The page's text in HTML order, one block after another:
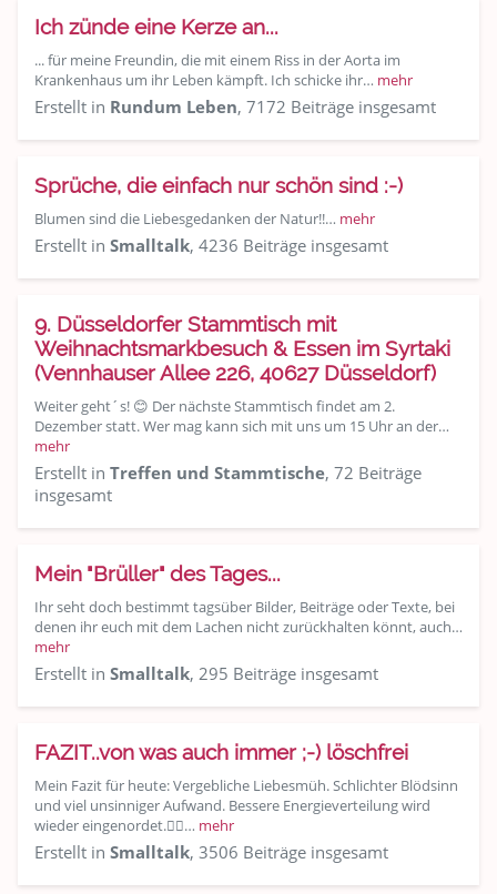
Ich zünde eine Kerze an...
... für meine Freundin, die mit einem Riss in der Aorta im
Krankenhaus um ihr Leben kämpft. Ich schicke ihr… mehr
Erstellt in Rundum Leben, 7172 Beiträge insgesamt
Sprüche, die einfach nur schön sind :-)
Blumen sind die Liebesgedanken der Natur!!… mehr
Erstellt in Smalltalk, 4236 Beiträge insgesamt
9. Düsseldorfer Stammtisch mit
Weihnachtsmarkbesuch & Essen im Syrtaki
(Vennhauser Allee 226, 40627 Düsseldorf)
Weiter geht´s! 😊 Der nächste Stammtisch findet am 2.
Dezember statt. Wer mag kann sich mit uns um 15 Uhr an der…
mehr
Erstellt in Treffen und Stammtische, 72 Beiträge
insgesamt
Mein "Brüller" des Tages...
Ihr seht doch bestimmt tagsüber Bilder, Beiträge oder Texte, bei
denen ihr euch mit dem Lachen nicht zurückhalten könnt, auch…
mehr
Erstellt in Smalltalk, 295 Beiträge insgesamt
FAZIT..von was auch immer ;-) löschfrei
Mein Fazit für heute: Vergebliche Liebesmüh. Schlichter Blödsinn
und viel unsinniger Aufwand. Bessere Energieverteilung wird
wieder eingenordet.👍🏽… mehr
Erstellt in Smalltalk, 3506 Beiträge insgesamt